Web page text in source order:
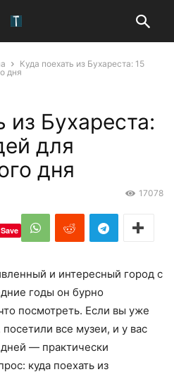
Куда поехать из Бухареста: 15
дня
из Бухареста:
для
дня
17078
Save
и интересный город с
годы он бурно
посмотреть. Если вы уже
все музеи, и у вас
— практически
куда поехать из